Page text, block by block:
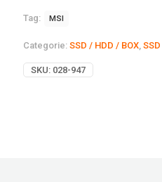
Tag: MSI
Categorie: SSD / HDD / BOX
SKU: 028-947